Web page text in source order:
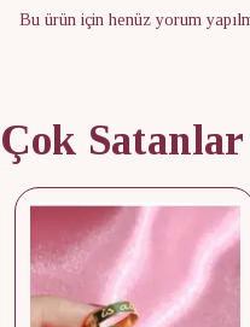
Bu ürün için henüz yorum
Çok Satanlar